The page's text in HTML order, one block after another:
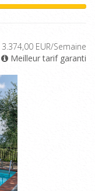
3.374,00 EUR/Semaine
Meilleur tarif garanti